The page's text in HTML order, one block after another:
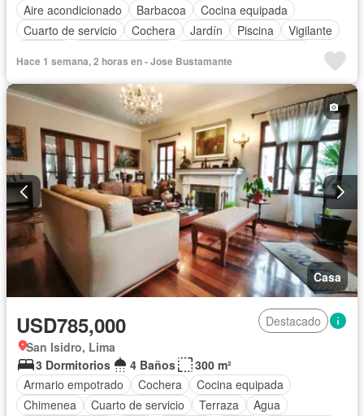
Aire acondicionado
Barbacoa
Cocina equipada
Cuarto de servicio
Cochera Jardín Piscina
Vigilante
Hace 1 semana, 2 horas en - Jose Bustamante
Casa
USD785,000
Destacado
San Isidro, Lima
3 Dormitorios
4 Baños
300 m²
Armario empotrado
Cochera
Cocina equipada
Chimenea
Cuarto de servicio Terraza
Agua